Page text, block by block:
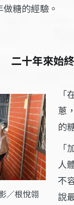
糖的經驗。
二十年來始
／根悅翎
蔥
的
人
不
說